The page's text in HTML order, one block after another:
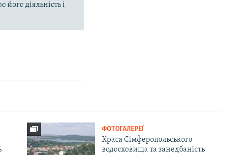
діяльність і
ФОТОГАЛЕРЕЇ
Краса Сімферопольського
водосховища та занедбаність